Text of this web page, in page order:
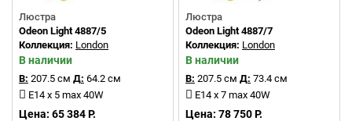
Люстра
Odeon Light 4887/5
Коллекция: London
В наличии
В: 207.5 см Д: 64.2 см
E14 x 5 max 40W
Цена: 65 384 Р.
Люстра
Odeon Light 4887/7
Коллекция: London
В наличии
В: 207.5 см Д: 73.4 см
E14 x 7 max 40W
Цена: 78 750 Р.